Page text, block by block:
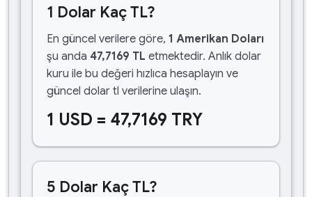
1 Dolar Kaç TL?
En güncel verilere göre, 1 Amerikan Doları
şu anda 47,7169 TL etmektedir. Anlık dolar
kuru ile bu değeri hızlıca hesaplayın ve
güncel dolar tl verilerine ulaşın.
1 USD = 47,7169 TRY
5 Dolar Kaç TL?